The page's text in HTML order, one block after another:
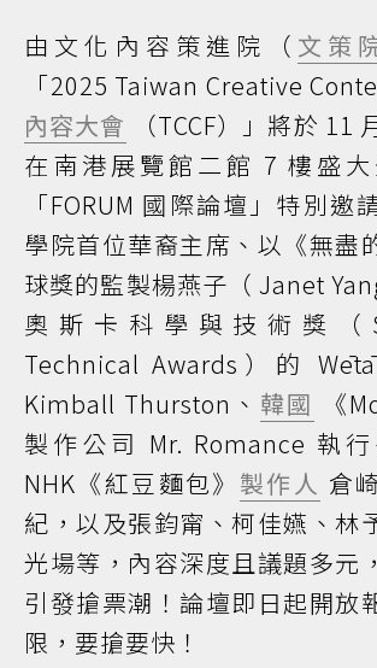
由文化內容策進院（ 文策
「2025 Taiwan Creative
內容大會 （TCCF）」將於 11
在南港展覽館二館 7 樓盛
「FORUM 國際論壇」特別邀
學院首位華裔主席、以《無盡
球獎的監製楊燕子（ Janet
奧斯卡科學與技術獎（
Technical Awards）的
Kimball Thurston、 韓國
《
製作公司 Mr. Romance 執
NHK《紅豆麵包》 製作人 倉
紀，以及張鈞甯、柯佳嬿、林
光場等，內容深度且議題多元
引發搶票潮！論壇即日起開放
限，要搶要快！